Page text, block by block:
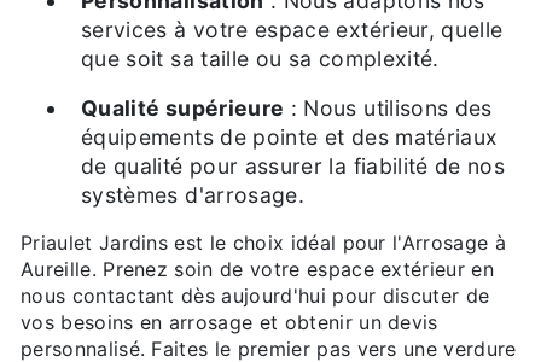
services à votre espace extérieur, quelle
que soit sa taille ou sa complexité.
Qualité supérieure : Nous utilisons des
équipements de pointe et des matériaux
de qualité pour assurer la fiabilité de nos
systèmes d'arrosage.
Priaulet Jardins est le choix idéal pour l'Arrosage à
Aureille. Prenez soin de votre espace extérieur en
nous contactant dès aujourd'hui pour discuter de
vos besoins en arrosage et obtenir un devis
personnalisé. Faites le premier pas vers une verdure